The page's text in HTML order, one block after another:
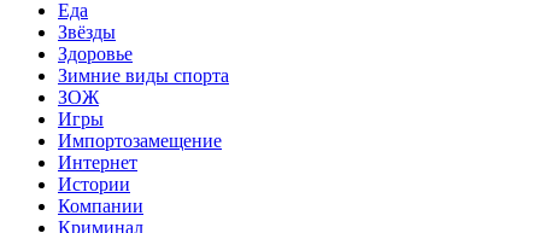
Еда
Звёзды
Здоровье
Зимние виды спорта
ЗОЖ
Игры
Импортозамещение
Интернет
Истории
Компании
Криминал